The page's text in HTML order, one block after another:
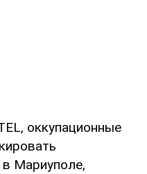
оккупационные
Мариуполе,